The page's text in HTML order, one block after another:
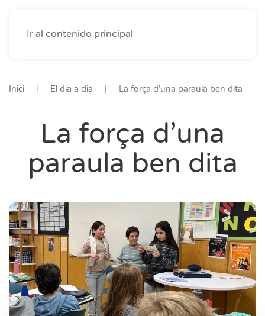
Ir al contenido principal
Inici El dia a dia La força d’una paraula ben dita
La força d’una
paraula ben dita